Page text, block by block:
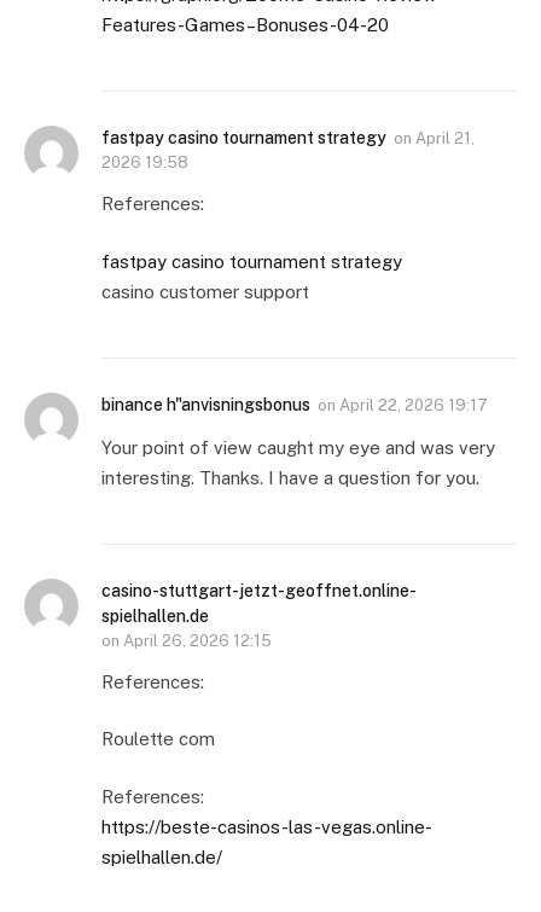
Features-Games–Bonuses-04-20
fastpay casino tournament strategy on April 21,
2026 19:58
References:
fastpay casino tournament strategy
casino customer support
binance h"anvisningsbonus on April 22, 2026 19:17
Your point of view caught my eye and was very
interesting. Thanks. I have a question for you.
casino-stuttgart-jetzt-geoffnet.online-
spielhallen.de
on April 26, 2026 12:15
References:
Roulette com
References:
https://beste-casinos-las-vegas.online-
spielhallen.de/